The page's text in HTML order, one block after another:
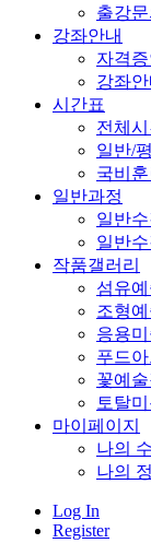
출강문
강좌안내
자격증
강좌안
시간표
전체
일반/
국비훈
일반과정
일반
일반
작품갤러리
섬유
조형
응용
푸드
꽃예
토탈
마이페이지
나의
나의
Log In
Register